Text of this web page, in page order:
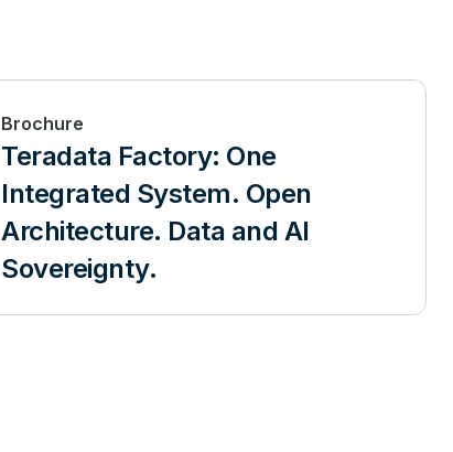
Brochure
Teradata Factory: One
Integrated System. Open
Architecture. Data and AI
Sovereignty.